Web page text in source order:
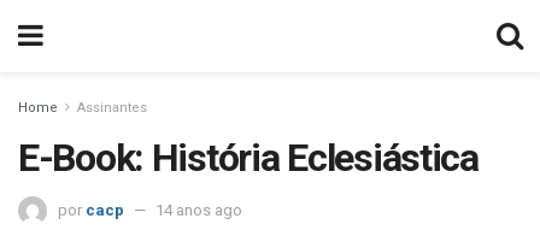
Home Assinantes
E-Book: História Eclesiástica
por cacp 14 anos ago